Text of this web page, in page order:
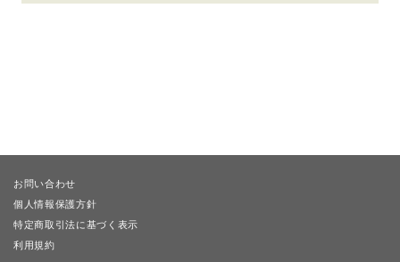
お問い合わせ
個人情報保護方針
特定商取引法に基づく表示
利用規約